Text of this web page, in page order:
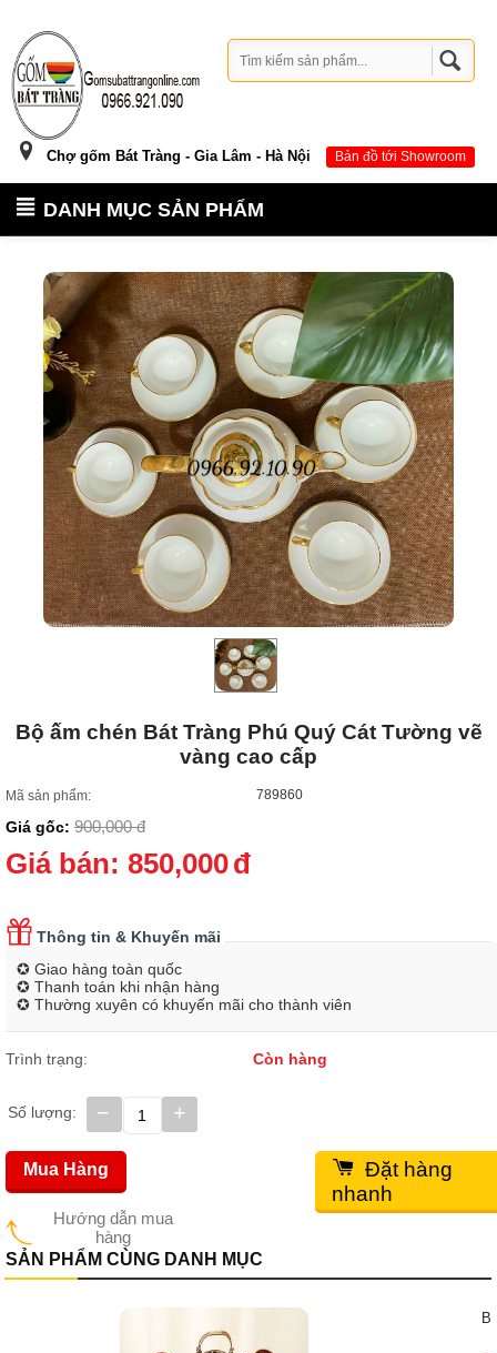
Chợ gốm Bát Tràng - Gia Lâm - Hà Nội Bản đồ tới Showroom
DANH MỤC SẢN PHẨM
Bộ ấm chén Bát Tràng Phú Quý Cát Tường vẽ
vàng cao cấp
Mã sản phẩm: 789860
Giá gốc: 900,000 đ
Giá bán: 850,000đ
Thông tin & Khuyến mãi
✪ Giao hàng toàn quốc
✪ Thanh toán khi nhận hàng
✪ Thường xuyên có khuyến mãi cho thành viên
Trình trạng: Còn hàng
Số lượng: +
−
Hướng dẫn mua
hàng
Mua Hàng
Đặt hàng
nhanh
SẢN PHẨM CÙNG DANH MỤC
Bộ ấm chén men rạn cổ dáng siêu quai đồng ( Ko kèm khay gỗ )